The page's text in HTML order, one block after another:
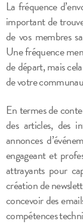
La fréquence
important de
de vos membres
Une fréquence
de départ, mais
de votre
En termes de
des articles, des
annonces
engageant et
attrayants pour
création de
concevoir des
compétences